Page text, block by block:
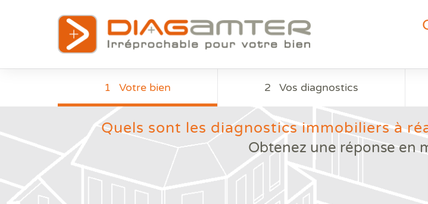
1 Votre bien 2 Vos diagnostics
Quels sont les diagnostics immobiliers à
Obtenez une réponse en